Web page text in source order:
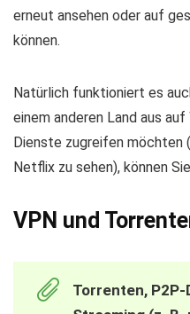
erneut ansehen oder auf
können.
Natürlich funktioniert es
einem anderen Land aus
Dienste zugreifen möchten
Netflix zu sehen), können
VPN und
Torrenten, P2P-